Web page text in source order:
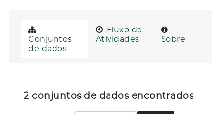
Conjuntos
de dados
Fluxo de
Atividades
Sobre
2 conjuntos de dados encontrados